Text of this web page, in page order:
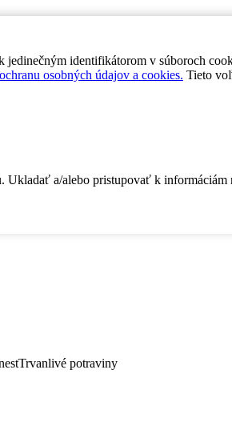
identifikátorom v súboroch
osobných údajov a cookies. Tieto
a/alebo pristupovať k informáciám
Trvanlivé potraviny